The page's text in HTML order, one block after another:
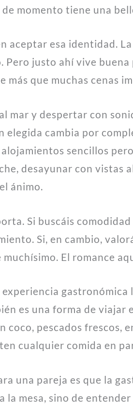
momento tiene una
aceptar esa identidad.
Pero justo ahí vive
más que muchas cenas
mar y despertar con
elegida cambia por
sencillos
desayunar con
ánimo.
Si buscáis
Si, en cambio,
El romance
gastronómica
es una forma de viajar
coco, pescados frescos,
cualquier comida en
una pareja es que la
la mesa, sino de